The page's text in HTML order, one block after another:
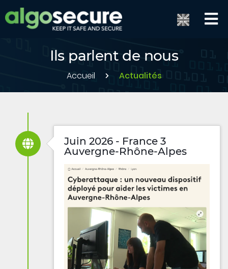
Ils parlent de nous
Accueil Actualités
Juin 2026 - France 3
Auvergne-Rhône-Alpes